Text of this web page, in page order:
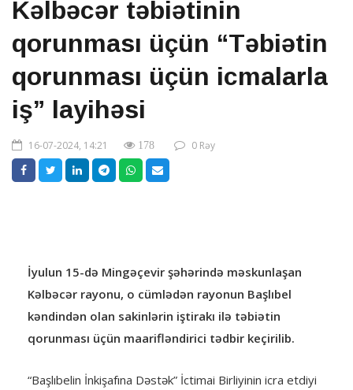
Kəlbəcər təbiətinin
qorunması üçün “Təbiətin
qorunması üçün icmalarla
iş” layihəsi
16-07-2024, 14:21 178 0 Rəy
İyulun 15-də Mingəçevir şəhərində məskunlaşan
Kəlbəcər rayonu, o cümlədən rayonun Başlıbel
kəndindən olan sakinlərin iştirakı ilə təbiətin
qorunması üçün maarifləndirici tədbir keçirilib.
“Başlıbelin İnkişafına Dəstək” İctimai Birliyinin icra etdiyi